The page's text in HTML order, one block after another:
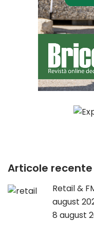
Articole recente
Retail &
august
8 august